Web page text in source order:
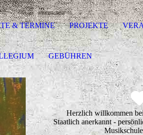
& TERMINE PROJEKTE
GEBÜHREN
Herzlich willkommen
Staatlich anerkannt -